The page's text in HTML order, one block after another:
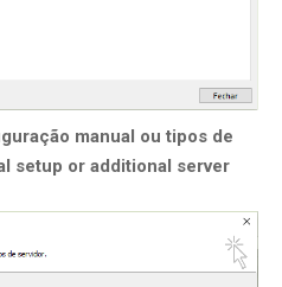
manual ou tipos de
setup or additional server